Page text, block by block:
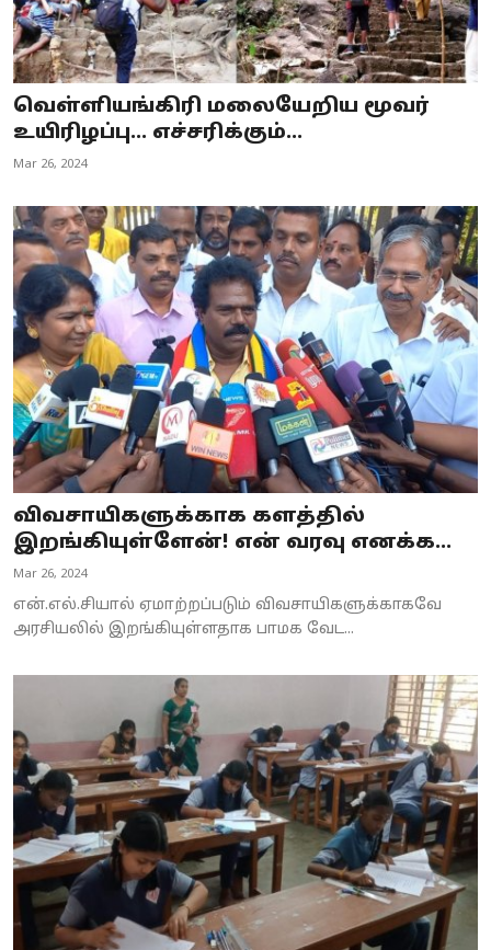
வெள்ளியங்கிரி மலையேறிய மூவர்
உயிரிழப்பு... எச்சரிக்கும்...
Mar 26, 2024
விவசாயிகளுக்காக களத்தில்
இறங்கியுள்ளேன்! என் வரவு எனக்க...
Mar 26, 2024
என்.எல்.சியால் ஏமாற்றப்படும் விவசாயிகளுக்காகவே
அரசியலில் இறங்கியுள்ளதாக பாமக வேட...